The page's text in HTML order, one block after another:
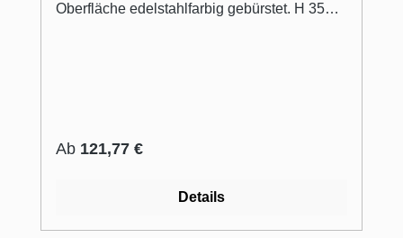
Oberfläche edelstahlfarbig gebürstet. H 35
Regulärer Preis:
Ab 121,77 €
Details